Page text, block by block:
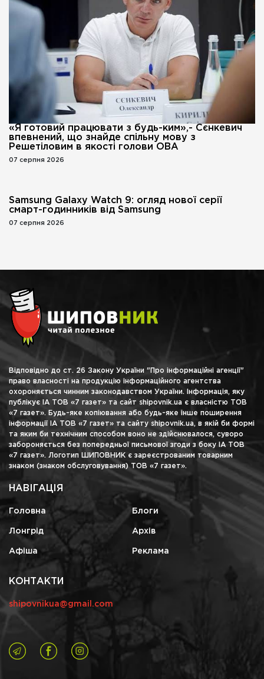
«Я готовий працювати з будь-ким»,- Сєнкевич
впевнений, що знайде спільну мову з
Решетіловим в якості голови ОВА
07 серпня 2026
Samsung Galaxy Watch 9: огляд нової серії
смарт-годинників від Samsung
07 серпня 2026
Відповідно до ст. 26 Закону України "Про інформаційні агенції"
право власності на продукцію інформаційного агентства
охороняється чинним законодавством України. Інформація, яку
публікує ІА ТОВ «7 газет» та сайт shipovnik.ua є власністю ТОВ
«7 газет». Будь-яке копіювання або будь-яке інше поширення
інформації ІА ТОВ «7 газет» та сайту shipovnik.ua, в якій би формі
та яким би технічним способом воно не здійснювалося, суворо
забороняється без попередньої письмової згоди з боку ІА ТОВ
«7 газет». Логотип ШИПОВНИК є зареєстрованим товарним
знаком (знаком обслуговування) ТОВ «7 газет».
НАВІГАЦІЯ
Головна Блоги
Лонгрід Архів
Афіша Реклама
КОНТАКТИ
shipovnikua@gmail.com